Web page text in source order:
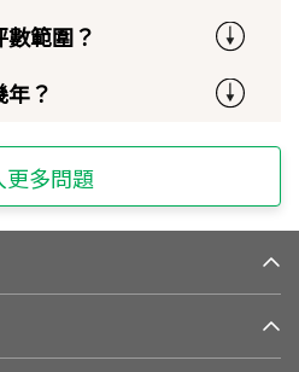
範圍？
？
更多問題